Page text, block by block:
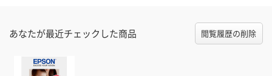
あなたが最近チェックした商品 閲覧履歴の削除